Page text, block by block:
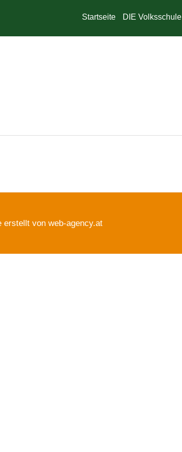
Startseite DIE Volksschule
erstellt von web-agency.at